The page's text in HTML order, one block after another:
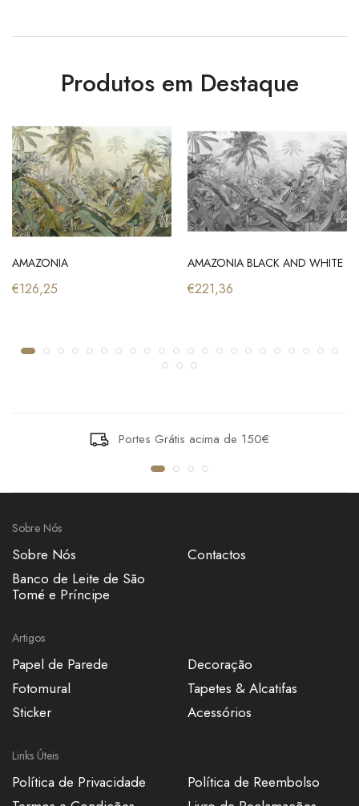
Produtos em Destaque
AMAZONIA
€126,25
AMAZONIA BLACK AND WHITE
€221,36
Portes Grátis acima de 150€
Sobre Nós
Sobre Nós
Banco de Leite de São
Tomé e Príncipe
Contactos
Artigos
Papel de Parede
Fotomural
Sticker
Decoração
Tapetes & Alcatifas
Acessórios
Links Úteis
Política de Privacidade
Política de Reembolso